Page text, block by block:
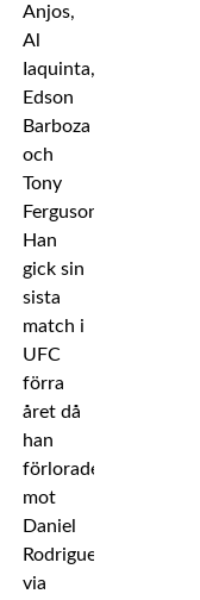
Anjos,
Al
Iaquinta,
Edson
Barboza
och
Tony
Ferguson.
Han
gick sin
sista
match i
UFC
förra
året då
han
förlorade
mot
Daniel
Rodriguez
via